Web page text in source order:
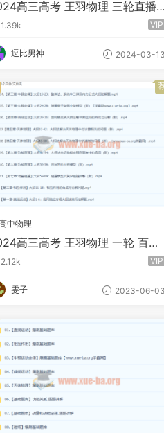
高三高考 王羽物理 三轮直播
播 百度云网盘
1.39k VIP
逗比男神 2024-03-13
中物理
高三高考 王羽物理 一轮 百度
盘
2.12k VIP
雯子 2023-06-03